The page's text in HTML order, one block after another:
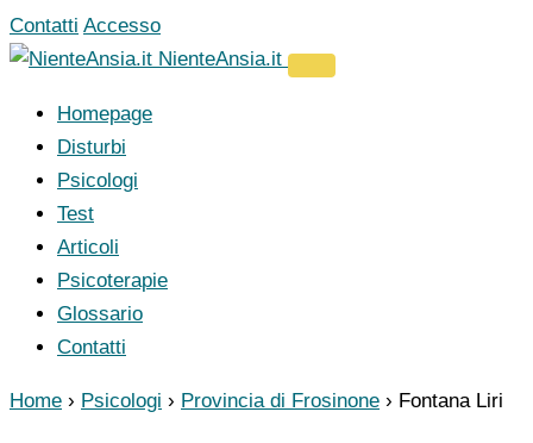
Vai
al
Contatti Accesso
NienteAnsia.it
Homepage
Disturbi
Psicologi
Test
Articoli
Psicoterapie
Glossario
Contatti
Home › Psicologi › Provincia di Frosinone › Fontana Liri